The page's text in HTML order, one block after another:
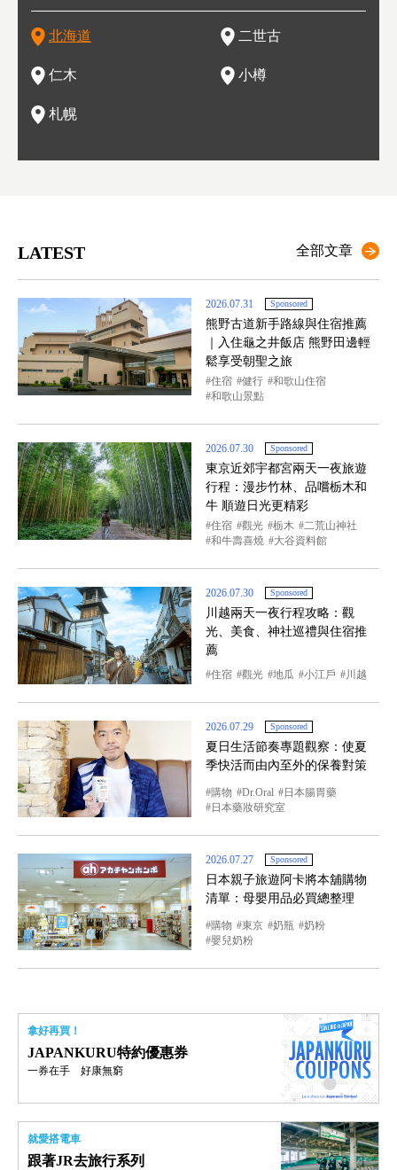
海道的魅力，需要你用一年四季來體會。
這也是新雪谷（二世谷）受歡迎的原因之一。
葡萄園、觀摩葡萄酒釀造、遇見釀酒師，並感受當地的自然風
，因此也被稱為「食之寶庫」。
北海道 二世古
仁木 小樽
札幌
LATEST 全部文章
2026.07.31 Sponsored
熊野古道新手路線與住宿推薦
｜入住龜之井飯店 熊野田邊輕
鬆享受朝聖之旅
住宿 健行
和歌山住宿
和歌山景點
2026.07.30 Sponsored
東京近郊宇都宮兩天一夜旅遊
行程：漫步竹林、品嚐栃木和
牛 順遊日光更精彩
住宿 觀光 栃木
二荒山神社
和牛壽喜燒
大谷資料館
2026.07.30 Sponsored
川越兩天一夜行程攻略：觀
光、美食、神社巡禮與住宿推
薦
住宿 觀光 地瓜 小江戶 川越
2026.07.29 Sponsored
夏日生活節奏專題觀察：使夏
季快活而由內至外的保養對策
購物 Dr.Oral
日本腸胃藥
日本藥妝研究室
2026.07.27 Sponsored
日本親子旅遊阿卡將本舖購物
清單：母嬰用品必買總整理
購物 東京 奶瓶
奶粉
嬰兒奶粉
拿好再買！
JAPANKURU特約優惠券
一券在手 好康無窮
就愛搭電車
跟著JR去旅行系列